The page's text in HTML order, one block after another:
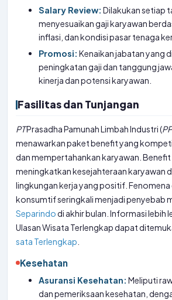
Salary Review: Dilakukan setiap
menyesuaikan gaji karyawan
inflasi, dan kondisi pasar tenaga
Promosi: Kenaikan jabatan yang
peningkatan gaji dan tanggung
kinerja dan potensi karyawan.
Fasilitas dan Tunjangan
PTPrasadha Pamunah Limbah Industri (
menawarkan paket benefit yang
dan mempertahankan karyawan.
meningkatkan kesejahteraan karyawan
lingkungan kerja yang positif. Fenomena
konsumtif seringkali menjadi penyebab
Separindodi akhir bulan. Informasi lebih
Ulasan Wisata Terlengkap dapat
sata Terlengkap
Kesehatan
Asuransi Kesehatan: Meliputi
dan pemeriksaan kesehatan,